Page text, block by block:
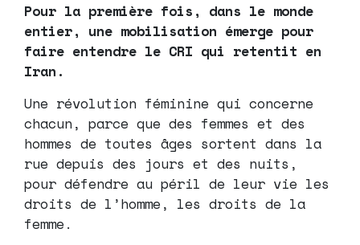
Pour la première fois, dans le monde
entier, une mobilisation émerge pour
faire entendre le CRI qui retentit en
Iran.
Une révolution féminine qui concerne
chacun, parce que des femmes et des
hommes de toutes âges sortent dans la
rue depuis des jours et des nuits,
pour défendre au péril de leur vie les
droits de l’homme, les droits de la
femme.